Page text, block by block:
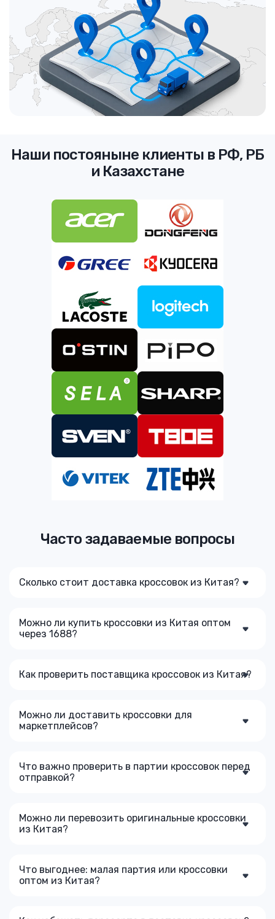
Наши постояныне клиенты в РФ, РБ
и Казахстане
Часто задаваемые вопросы
Сколько стоит доставка кроссовок из Китая?
Можно ли купить кроссовки из Китая оптом
через 1688?
Как проверить поставщика кроссовок из Китая?
Можно ли доставить кроссовки для
маркетплейсов?
Что важно проверить в партии кроссовок перед
отправкой?
Можно ли перевозить оригинальные кроссовки
из Китая?
Что выгоднее: малая партия или кроссовки
оптом из Китая?